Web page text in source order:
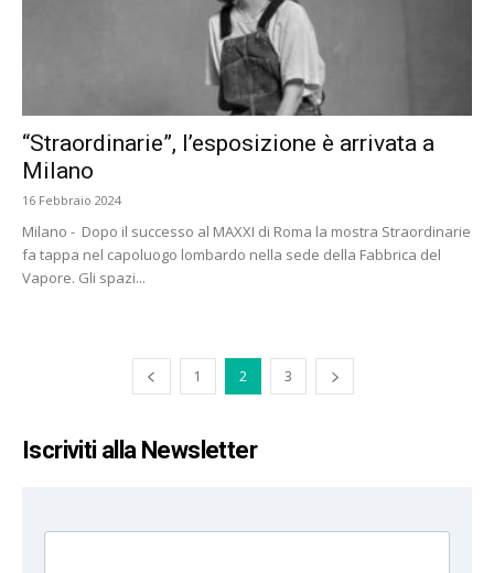
“Straordinarie”, l’esposizione è arrivata a
Milano
16 Febbraio 2024
Milano - Dopo il successo al MAXXI di Roma la mostra Straordinarie
fa tappa nel capoluogo lombardo nella sede della Fabbrica del
Vapore. Gli spazi...
1 2 3
Iscriviti alla Newsletter